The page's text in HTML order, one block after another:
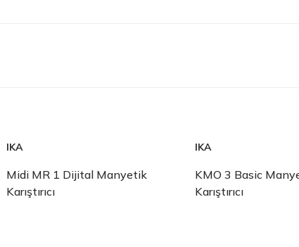
IKA
Midi MR 1 Dijital Manyetik
Karıştırıcı
IKA
KMO 3 Basic
Karıştırıcı